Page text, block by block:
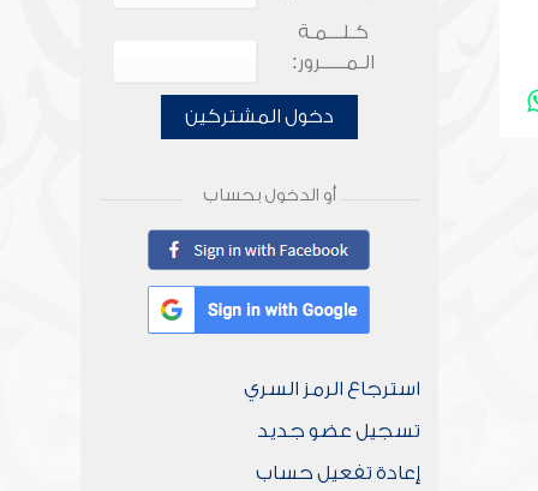
كـلـــمـة
الـمـــــرور:
دخول المشتركين
أو الدخول بحساب
استرجاع الرمز السري
تسجيل عضو جديد
إعادة تفعيل حساب